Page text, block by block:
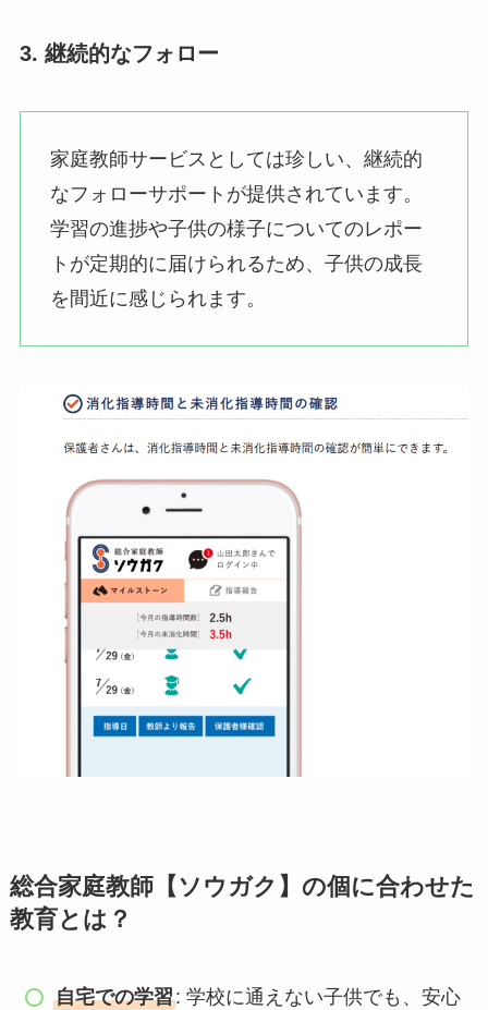
3. 継続的なフォロー
家庭教師サービスとしては珍しい、継続的
なフォローサポートが提供されています。
学習の進捗や子供の様子についてのレポー
トが定期的に届けられるため、子供の成長
を間近に感じられます。
​​総合家庭教師【ソウガク】の個に合わせた
教育とは？
自宅での学習: 学校に通えない子供でも、安心